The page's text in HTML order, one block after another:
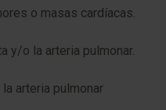
o masas cardíacas.
y/o la arteria pulmonar.
arteria pulmonar